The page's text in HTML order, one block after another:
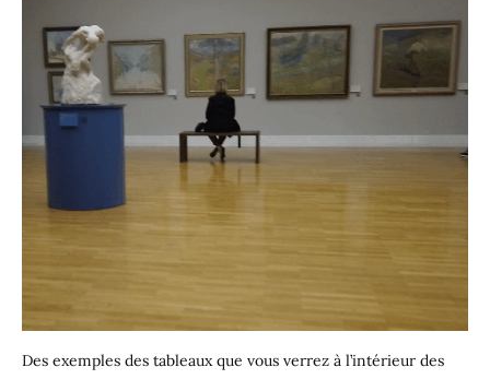
Des exemples des tableaux que vous verrez à l’intérieur des